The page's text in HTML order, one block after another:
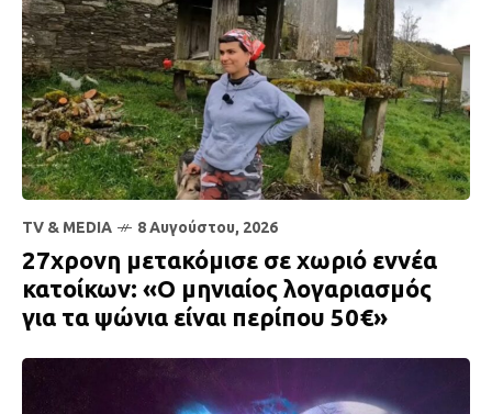
TV & MEDIA 8 Αυγούστου, 2026
27χρονη μετακόμισε σε χωριό εννέα
κατοίκων: «Ο μηνιαίος λογαριασμός
για τα ψώνια είναι περίπου 50€»